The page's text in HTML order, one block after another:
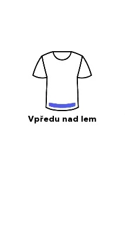
Vpředu nad lem